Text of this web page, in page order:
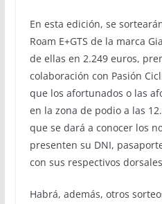
En esta edición, se
Roam E+GTS de la marca
de ellas en 2.249 euros,
colaboración con Pasión
que los afortunados o las
en la zona de podio a las
que se dará a conocer los
presenten su DNI,
con sus respectivos
Habrá, además, otros